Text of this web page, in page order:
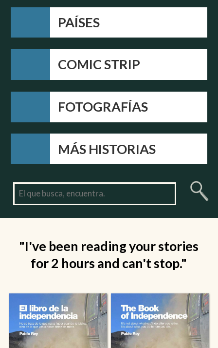
PAÍSES
COMIC STRIP
FOTOGRAFÍAS
MÁS HISTORIAS
"I've been reading your stories
for 2 hours and can't stop."